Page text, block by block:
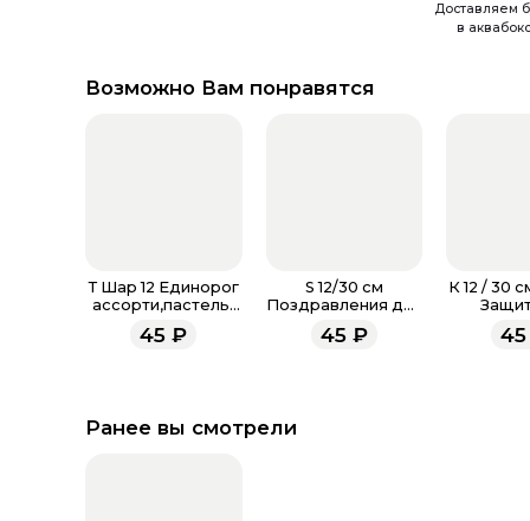
Доставляем
в
Возможно Вам понравятся
Т Шар 12 Единорог
ассорти,пастель-
45 ₽
S 12/30 см
Поздравления для
Пастель
45₽
К 12 / 30
45
Ранее вы смотрели